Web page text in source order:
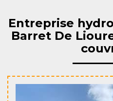
Entreprise
Barret De